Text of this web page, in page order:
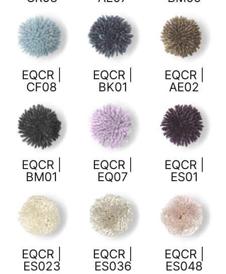
EQCR |
CF08
EQCR |
BK01
EQCR |
AE02
EQCR |
BM01
EQCR |
EQ07
EQCR |
ES01
EQCR |
ES023
EQCR |
ES036
EQCR |
ES048